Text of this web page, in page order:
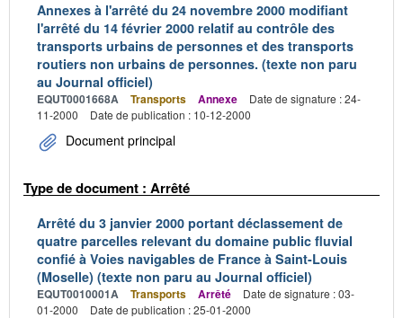
Annexes à l'arrêté du 24 novembre 2000 modifiant
l'arrêté du 14 février 2000 relatif au contrôle des
transports urbains de personnes et des transports
routiers non urbains de personnes. (texte non paru
au Journal officiel)
EQUT0001668A Transports Annexe
Date de signature : 24-
11-2000
Date de publication : 10-12-2000
Document principal
Type de document : Arrêté
Arrêté du 3 janvier 2000 portant déclassement de
quatre parcelles relevant du domaine public fluvial
confié à Voies navigables de France à Saint-Louis
(Moselle) (texte non paru au Journal officiel)
EQUT0010001A Transports Arrêté
Date de signature : 03-
01-2000
Date de publication : 25-01-2000